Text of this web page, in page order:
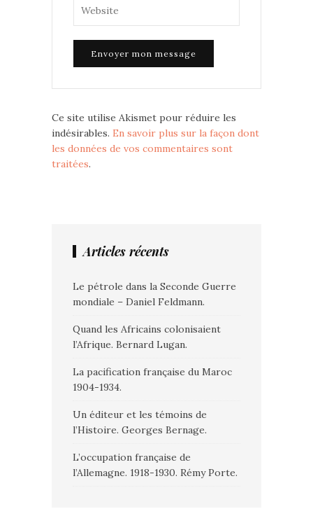
Ce site utilise Akismet pour réduire les
indésirables. En savoir plus sur la façon dont
les données de vos commentaires sont
traitées.
Articles récents
Le pétrole dans la Seconde Guerre
mondiale – Daniel Feldmann.
Quand les Africains colonisaient
l’Afrique. Bernard Lugan.
La pacification française du Maroc
1904-1934.
Un éditeur et les témoins de
l’Histoire. Georges Bernage.
L’occupation française de
l’Allemagne. 1918-1930. Rémy Porte.